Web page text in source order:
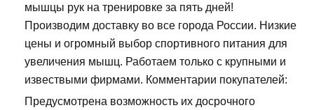
мышцы рук на тренировке за пять дней!
Производим доставку во все города России. Низкие
цены и огромный выбор спортивного питания для
увеличения мышц. Работаем только с крупными и
извествыми фирмами. Комментарии покупателей:
Предусмотрена возможность их досрочного